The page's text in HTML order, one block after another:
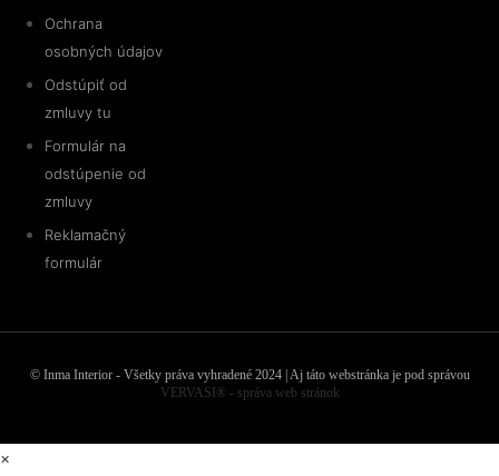
Ochrana
osobných údajov
Odstúpiť od
zmluvy tu
Formulár na
odstúpenie od
zmluvy
Reklamačný
formulár
© Inma Interior - Všetky práva vyhradené 2024 | Aj táto webstránka je pod správou
VERVASI® - správa web stránok
×